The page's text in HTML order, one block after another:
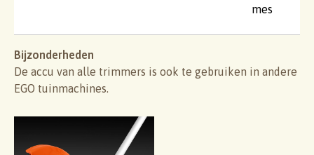
mes
Bijzonderheden
De accu van alle trimmers is ook te gebruiken in andere
EGO tuinmachines.